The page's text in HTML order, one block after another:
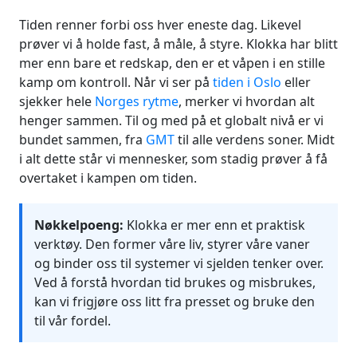
Tiden renner forbi oss hver eneste dag. Likevel
prøver vi å holde fast, å måle, å styre. Klokka har blitt
mer enn bare et redskap, den er et våpen i en stille
kamp om kontroll. Når vi ser på tiden i Oslo eller
sjekker hele Norges rytme, merker vi hvordan alt
henger sammen. Til og med på et globalt nivå er vi
bundet sammen, fra GMTtil alle verdens soner. Midt
i alt dette står vi mennesker, som stadig prøver å få
overtaket i kampen om tiden.
Nøkkelpoeng: Klokka er mer enn et praktisk
verktøy. Den former våre liv, styrer våre vaner
og binder oss til systemer vi sjelden tenker over.
Ved å forstå hvordan tid brukes og misbrukes,
kan vi frigjøre oss litt fra presset og bruke den
til vår fordel.